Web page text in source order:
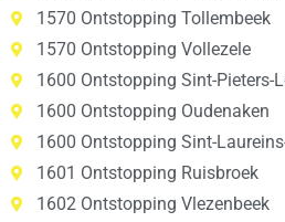
1570 Ontstopping Tollembeek
1570 Ontstopping Vollezele
1600 Ontstopping Sint-Pieters-
1600 Ontstopping Oudenaken
1600 Ontstopping Sint-
1601 Ontstopping Ruisbroek
1602 Ontstopping Vlezenbeek